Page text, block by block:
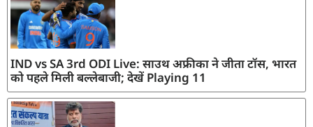
IND vs SA 3rd ODI Live: साउथ अफ्रीका ने जीता टॉस, भारत
को पहले मिली बल्लेबाजी; देखें Playing 11